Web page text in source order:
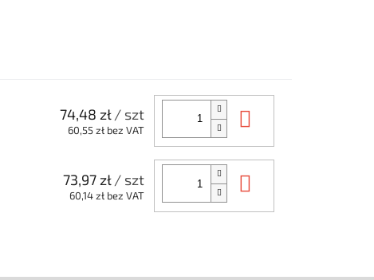
74,48 zł/ szt
60,55 zł bez VAT
73,97 zł/ szt
60,14 zł bez VAT